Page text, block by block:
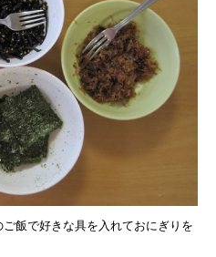
飯で好きな具を入れておにぎりを